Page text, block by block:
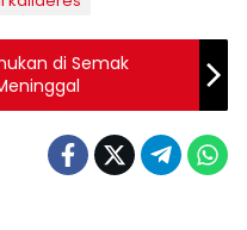
di Semak